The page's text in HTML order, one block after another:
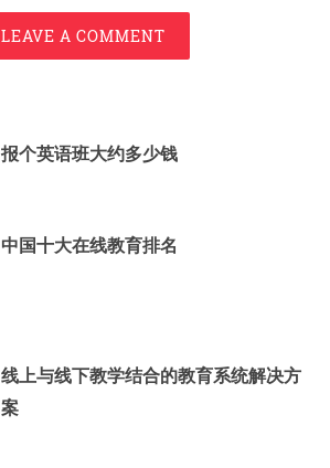
LEAVE A COMMENT
报个英语班大约多少钱
中国十大在线教育排名
线上与线下教学结合的教育系统解决方
案